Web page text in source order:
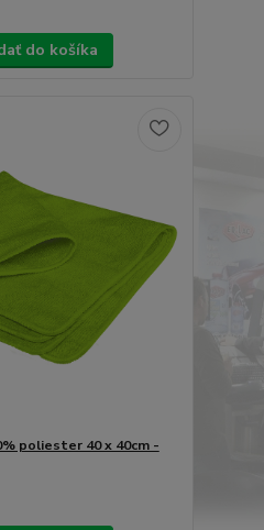
do košíka
poliester 40 x 40cm -